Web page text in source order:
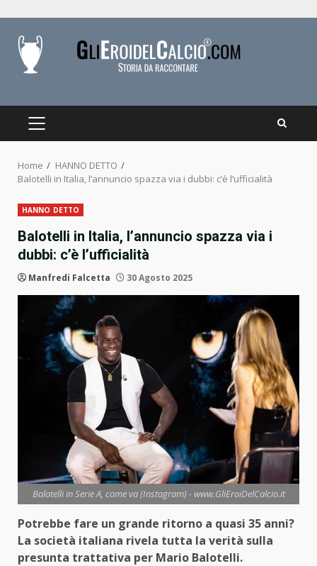
content
PRIMARY
Home
HANNO DETTO
Balotelli in Italia, l’annuncio spazza via i dubbi: c’è l’ufficialità
HANNO DETTO
Balotelli in Italia, l’annuncio spazza via i
dubbi: c’è l’ufficialità
Manfredi Falcetta 30 Agosto 2025
Balotelli in Serie A, come va (Instagram) - www.GliEroiDelCalcio.it
Potrebbe fare un grande ritorno a quasi 35 anni?
La società italiana rivela tutta la verità sulla
presunta trattativa per Mario Balotelli.